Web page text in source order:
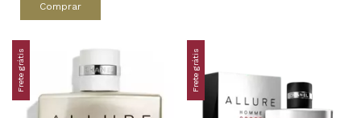
Comprar
Frete grátis Frete grátis